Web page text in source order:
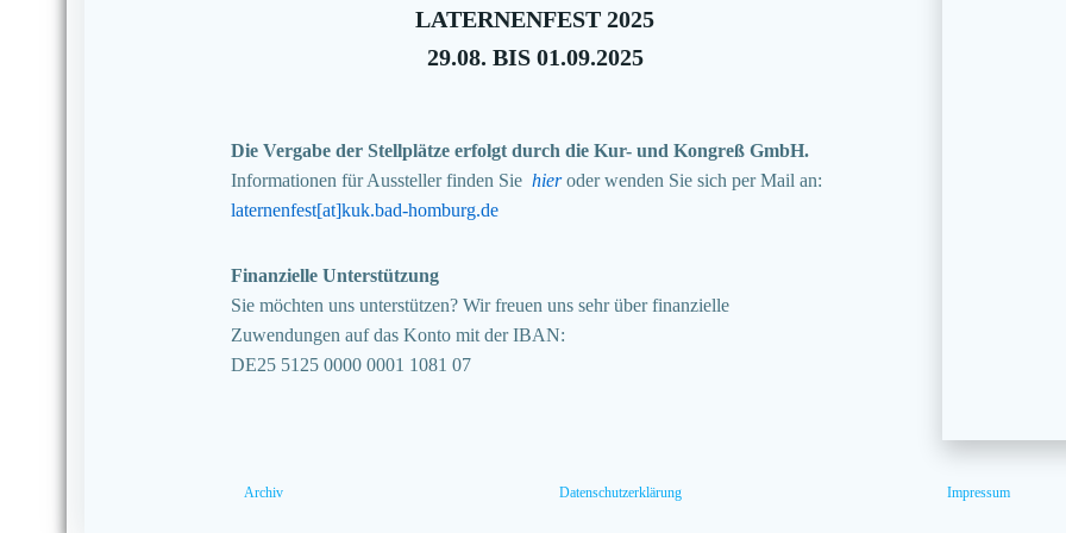
LATERNENFEST 2025
29.08. BIS 01.09.2025
Die Vergabe der Stellplätze erfolgt durch die Kur- und Kongreß GmbH.
Informationen für Aussteller finden Sie hieroder wenden Sie sich per Mail an:
laternenfest[at]kuk.bad-homburg.de
Finanzielle Unterstützung
Sie möchten uns unterstützen? Wir freuen uns sehr über finanzielle
Zuwendungen auf das Konto mit der IBAN:
DE25 5125 0000 0001 1081 07
Archiv Datenschutzerklärung Impressum